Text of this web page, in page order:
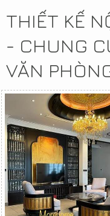
THIẾT KẾ
- CHUNG
VĂN